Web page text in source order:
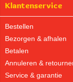
Klantenservice
Bestellen
Bezorgen & afhalen
Betalen
Annuleren &
Service & garantie